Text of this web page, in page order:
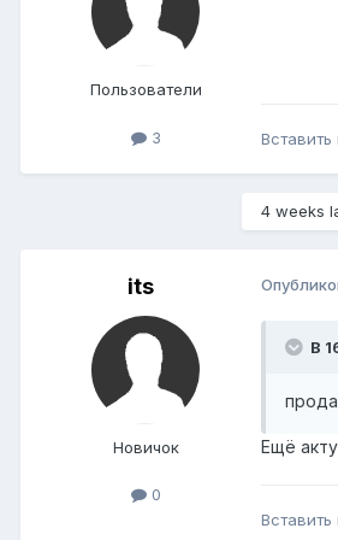
Пользователи
3 Вставить
4 weeks
its
Новичок
0
В
Ещё
Вставить